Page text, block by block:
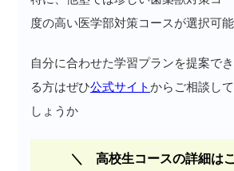
度の高い医学部対策コースが選択可能
自分に合わせた学習プランを提案で
る方はぜひ公式サイトからご相談し
しょうか
高校生コースの詳細は